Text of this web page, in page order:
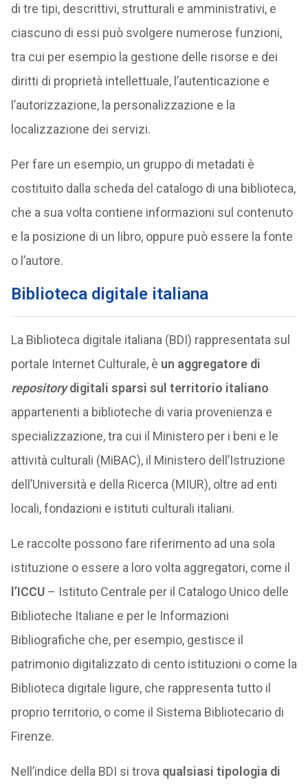
di tre tipi, descrittivi, strutturali e amministrativi, e
ciascuno di essi può svolgere numerose funzioni,
tra cui per esempio la gestione delle risorse e dei
diritti di proprietà intellettuale, l’autenticazione e
l’autorizzazione, la personalizzazione e la
localizzazione dei servizi.
Per fare un esempio, un gruppo di metadati è
costituito dalla scheda del catalogo di una biblioteca,
che a sua volta contiene informazioni sul contenuto
e la posizione di un libro, oppure può essere la fonte
o l’autore.
Biblioteca digitale italiana
La Biblioteca digitale italiana (BDI) rappresentata sul
portale Internet Culturale, è un aggregatore di
repositorydigitali sparsi sul territorio italiano
appartenenti a biblioteche di varia provenienza e
specializzazione, tra cui il Ministero per i beni e le
attività culturali (MiBAC), il Ministero dell’Istruzione
dell’Università e della Ricerca (MIUR), oltre ad enti
locali, fondazioni e istituti culturali italiani.
Le raccolte possono fare riferimento ad una sola
istituzione o essere a loro volta aggregatori, come il
l’ICCU– Istituto Centrale per il Catalogo Unico delle
Biblioteche Italiane e per le Informazioni
Bibliografiche che, per esempio, gestisce il
patrimonio digitalizzato di cento istituzioni o come la
Biblioteca digitale ligure, che rappresenta tutto il
proprio territorio, o come il Sistema Bibliotecario di
Firenze.
Nell’indice della BDI si trova qualsiasi tipologia di